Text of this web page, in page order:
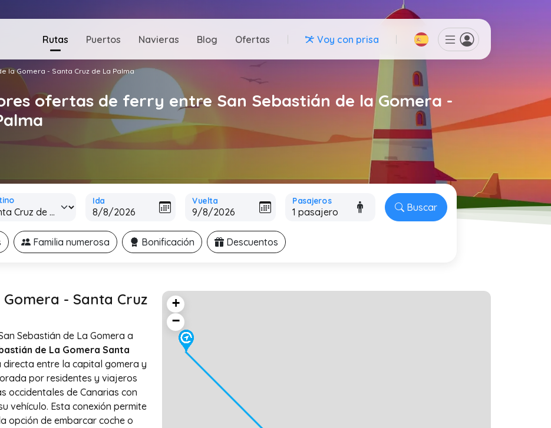
Rutas Puertos Navieras Blog Ofertas Voy con prisa
la Gomera - Santa Cruz de La Palma
ofertas de ferry entre San Sebastián de la Gomera -
Ida Vuelta Pasajeros
Buscar
Familia numerosa Bonificación Descuentos
- Santa Cruz
Sebastián de La Gomera a
de La Gomera Santa
directa entre la capital gomera y
por residentes y viajeros
occidentales de Canarias con
vehículo. Esta conexión permite
opción de embarcar coche o
+
−